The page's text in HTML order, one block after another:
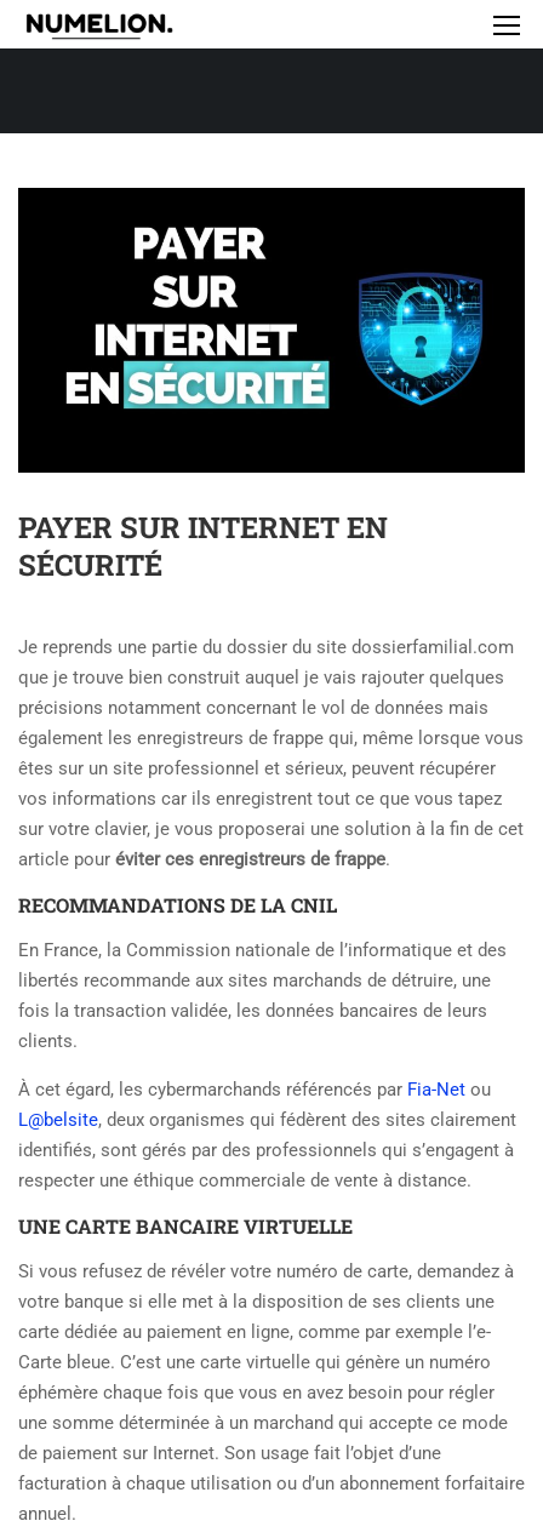
PAYER SUR INTERNET EN
SÉCURITÉ
Je reprends une partie du dossier du site dossierfamilial.com
que je trouve bien construit auquel je vais rajouter quelques
précisions notamment concernant le vol de données mais
également les enregistreurs de frappe qui, même lorsque vous
êtes sur un site professionnel et sérieux, peuvent récupérer
vos informations car ils enregistrent tout ce que vous tapez
sur votre clavier, je vous proposerai une solution à la fin de cet
article pour éviter ces enregistreurs de frappe.
RECOMMANDATIONS DE LA CNIL
En France, la Commission nationale de l’informatique et des
libertés recommande aux sites marchands de détruire, une
fois la transaction validée, les données bancaires de leurs
clients.
À cet égard, les cybermarchands référencés par Fia-Net ou
L@belsite, deux organismes qui fédèrent des sites clairement
identifiés, sont gérés par des professionnels qui s’engagent à
respecter une éthique commerciale de vente à distance.
UNE CARTE BANCAIRE VIRTUELLE
Si vous refusez de révéler votre numéro de carte, demandez à
votre banque si elle met à la disposition de ses clients une
carte dédiée au paiement en ligne, comme par exemple l’e-
Carte bleue. C’est une carte virtuelle qui génère un numéro
éphémère chaque fois que vous en avez besoin pour régler
une somme déterminée à un marchand qui accepte ce mode
de paiement sur Internet. Son usage fait l’objet d’une
facturation à chaque utilisation ou d’un abonnement forfaitaire
annuel.